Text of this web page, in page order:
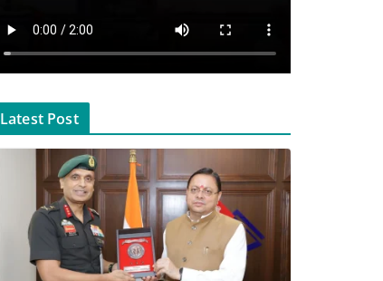
Latest Post